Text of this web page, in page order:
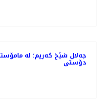
جەلال شێخ کەریم؛ لە
دۆستی